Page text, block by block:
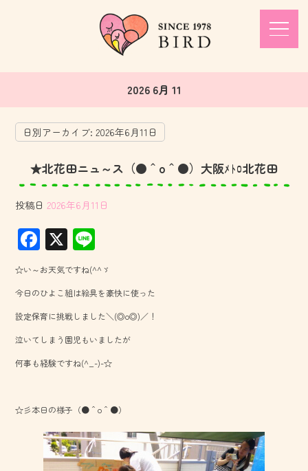
2026 6月 11
日別アーカイブ:2026年6月11日
★北花田ニュ～ス（●＾o＾●）大阪ﾒﾄﾛ北花田
投稿日 2026年6月11日
F
ac
e
b
o
ok
X
ne
☆い～お天気ですね(^^ゞ
今日のひよこ組は絵具を豪快に使った
設定保育に挑戦しました＼(◎o◎)／！
泣いてしまう園児もいましたが
何事も経験ですね(^_-)-☆
☆彡本日の様子（●＾o＾●）